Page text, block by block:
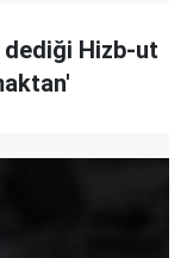
Hizb-ut